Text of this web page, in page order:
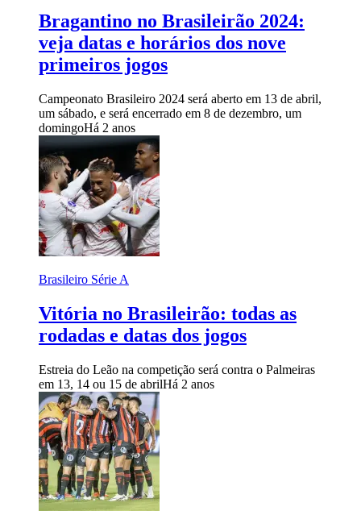
Bragantino no Brasileirão 2024:
veja datas e horários dos nove
primeiros jogos
Campeonato Brasileiro 2024 será aberto em 13 de abril,
um sábado, e será encerrado em 8 de dezembro, um
domingoHá 2 anos
Brasileiro Série A
Vitória no Brasileirão: todas as
rodadas e datas dos jogos
Estreia do Leão na competição será contra o Palmeiras
em 13, 14 ou 15 de abrilHá 2 anos